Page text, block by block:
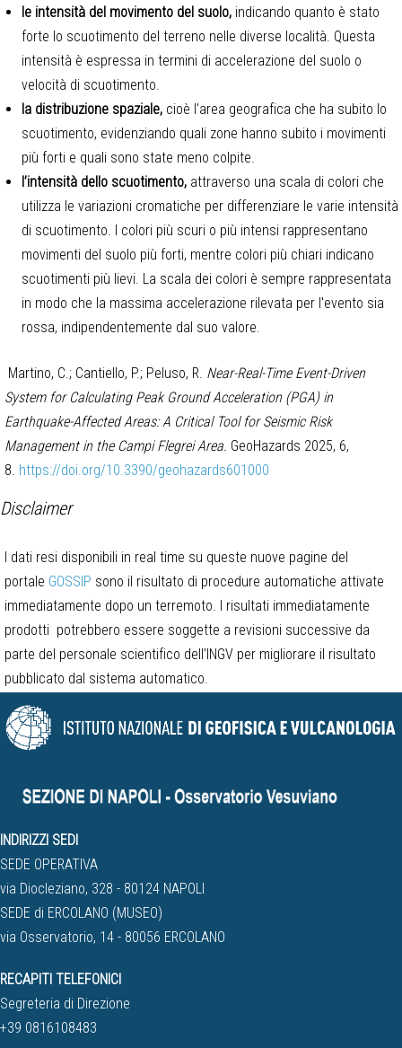
le intensità del movimento del suolo, indicando quanto è stato
forte lo scuotimento del terreno nelle diverse località. Questa
intensità è espressa in termini di accelerazione del suolo o
velocità di scuotimento.
la distribuzione spaziale, cioè l'area geografica che ha subito lo
scuotimento, evidenziando quali zone hanno subito i movimenti
più forti e quali sono state meno colpite.
l’intensità dello scuotimento, attraverso una scala di colori che
utilizza le variazioni cromatiche per differenziare le varie intensità
di scuotimento. I colori più scuri o più intensi rappresentano
movimenti del suolo più forti, mentre colori più chiari indicano
scuotimenti più lievi. La scala dei colori è sempre rappresentata
in modo che la massima accelerazione rilevata per l'evento sia
rossa, indipendentemente dal suo valore.
Martino, C.; Cantiello, P.; Peluso, R. Near-Real-Time Event-Driven
System for Calculating Peak Ground Acceleration (PGA) in
Earthquake-Affected Areas: A Critical Tool for Seismic Risk
Management in the Campi Flegrei Area. GeoHazards 2025, 6,
8. https://doi.org/10.3390/geohazards601000
Disclaimer
I dati resi disponibili in real time su queste nuove pagine del
portale GOSSIP sono il risultato di procedure automatiche attivate
immediatamente dopo un terremoto. I risultati immediatamente
prodotti potrebbero essere soggette a revisioni successive da
parte del personale scientifico dell’INGV per migliorare il risultato
pubblicato dal sistema automatico.
INDIRIZZI SEDI
SEDE OPERATIVA
via Diocleziano, 328 - 80124 NAPOLI
SEDE di ERCOLANO (MUSEO)
via Osservatorio, 14 - 80056 ERCOLANO
RECAPITI TELEFONICI
Segreteria di Direzione
+39 0816108483